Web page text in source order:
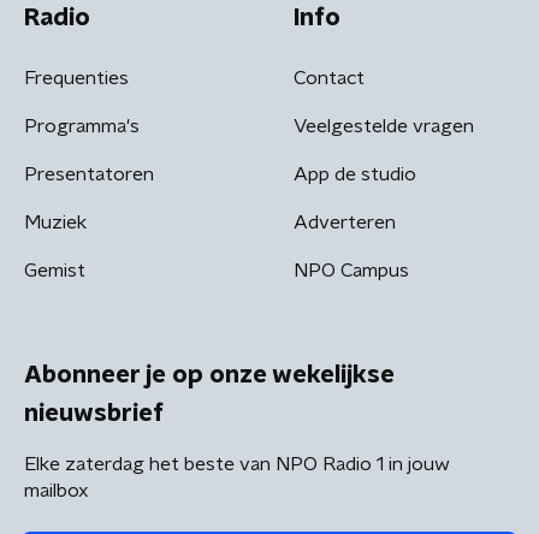
Radio
Frequenties
Programma's
Presentatoren
Muziek
Gemist
Info
Contact
Veelgestelde vragen
App de studio
Adverteren
NPO Campus
Abonneer je op onze wekelijkse
nieuwsbrief
Elke zaterdag het beste van NPO Radio 1 in jouw
mailbox